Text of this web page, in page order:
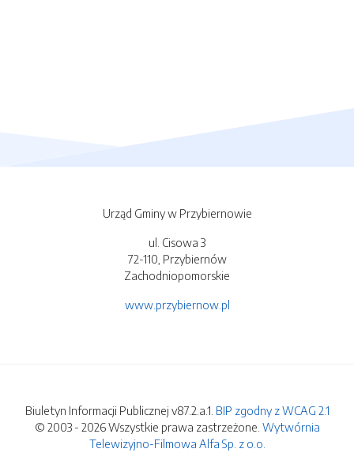
Urząd Gminy w Przybiernowie
ul. Cisowa 3
72-110, Przybiernów
Zachodniopomorskie
www.przybiernow.pl
Biuletyn Informacji Publicznej v87.2.a.1. BIP zgodny z WCAG 2.1
© 2003 - 2026 Wszystkie prawa zastrzeżone. Wytwórnia
Telewizyjno-Filmowa Alfa Sp. z o.o.